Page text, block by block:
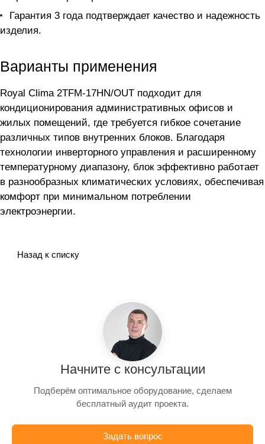
Гарантия 3 года подтверждает качество и надежность
изделия.
Варианты применения
Royal Clima 2TFM-17HN/OUT подходит для
кондиционирования административных офисов и
жилых помещений, где требуется гибкое сочетание
различных типов внутренних блоков. Благодаря
технологии инверторного управления и расширенному
температурному диапазону, блок эффективно работает
в разнообразных климатических условиях, обеспечивая
комфорт при минимальном потреблении
электроэнергии.
Назад к списку
Начните с консультации
Подберём оптимальное оборудование, сделаем
бесплатный аудит проекта.
Задать вопрос